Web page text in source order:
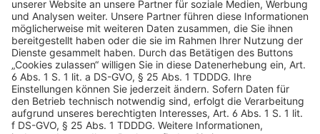
AGB Datenschutz
Impressum
Sicherheitshinweis
Compliance